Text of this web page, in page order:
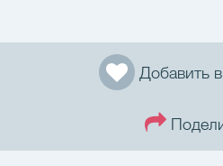
Добавить